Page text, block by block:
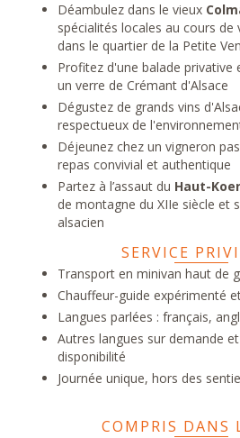
Déambulez dans le vieux
spécialités locales au cours
dans le quartier de la Petite
Profitez d'une balade privative
un verre de Crémant d'Alsace
Dégustez de grands vins
respectueux de
Déjeunez chez un vigneron
repas convivial et authentique
Partez à l’assaut du Haut-
de montagne du XIIe siècle et
alsacien
SERVICE
Transport en minivan haut de
Chauffeur-guide expérimenté
Langues parlées : français,
Autres langues sur demande
disponibilité
Journée unique, hors des
COMPRIS DANS